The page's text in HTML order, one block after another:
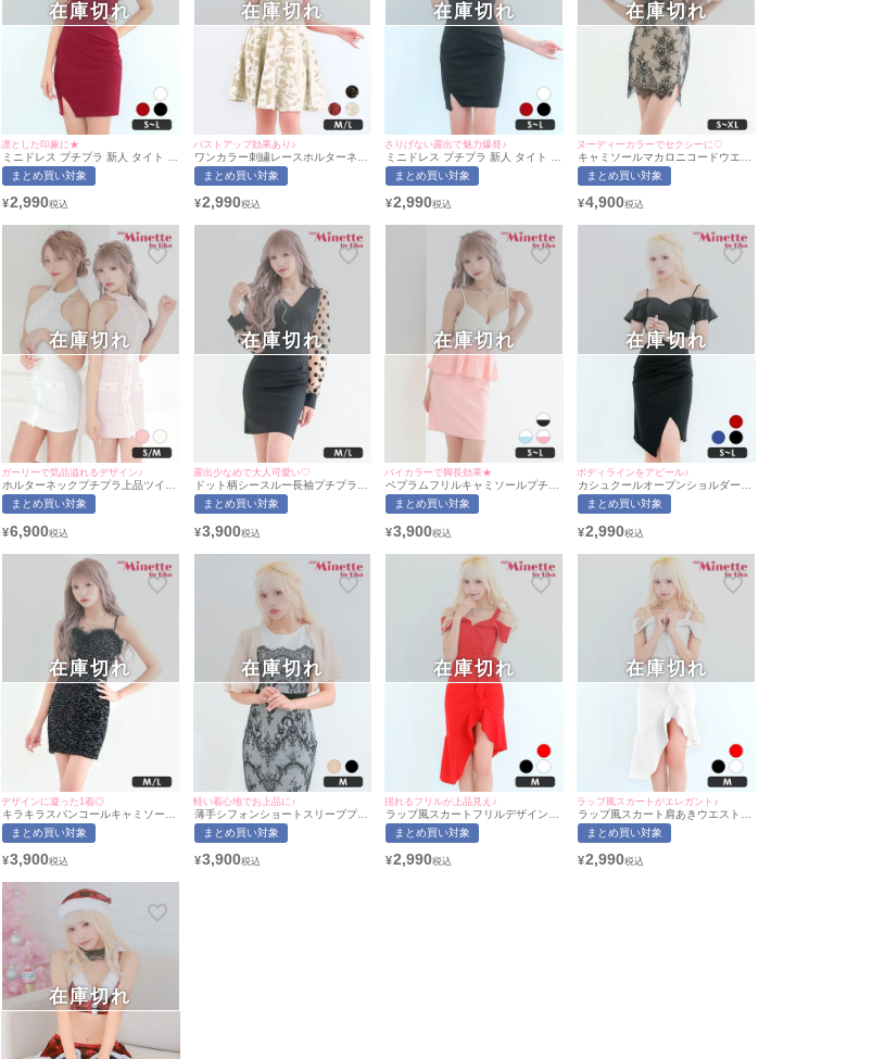
凛とした印象に★
ミニドレス プチプラ 新人 タイト ラ
ウンジ セクシー 半袖 低身長 谷間
スリット デザイン ワインレッド キ
イズ対応) | myMinette/マイミネット
まとめ買い対象
¥2,990
在庫切れ
バストアップ効果あり♪
ワンカラー刺繍レースホルターネッ
クプチプラハイウエスト切替フレア
ミニドレス (Mサイズ/Lサイズ)(向葵
マイミネット]
まとめ買い対象
¥2,990
在庫切れ
さりげない露出で魅力爆発♪
ミニドレス プチプラ 新人 タイト ラ
ウンジ 半袖 低身長 谷間 スリット
黒 キャバドレス (ひなたまる着
イミネット
まとめ買い対象
¥2,990
在庫切れ
ヌーディーカラーでセクシーに♡
キャミソールマカロニコードウエス
トカットブラックレースシアープチ
プラタイトミニドレス (Sサイズ～
用)[myMinette/マイミネット]
まとめ買い対象
¥4,900
在庫切れ
ガーリーで気品溢れるデザイン♪
ホルターネックプチプラ上品ツイー
ドフロントビジューボタンタイトミ
ニドレス(Sサイズ/Mサイズ)(林姫奈
イミネット]
まとめ買い対象
¥6,900
在庫切れ
露出少なめで大人可愛い♡
ドット柄シースルー長袖プチプラタ
イトミニドレス(Mサイズ/Lサイズ)
(向葵まる/キャバドレス着用)
まとめ買い対象
¥3,900
在庫切れ
バイカラーで脚長効果★
ペプラムフリルキャミソールプチプ
ラタイトミニドレス (Sサイズ～Lサ
イズ)(向葵まる/キャバドレス着用)
まとめ買い対象
¥3,900
在庫切れ
ボディラインをアピール♪
カシュクールオープンショルダーギ
ャザーアシンメトリープチプラ膝丈
ドレス(Sサイズ～Lサイズ)(向葵ま
イミネット]
まとめ買い対象
¥2,990
在庫切れ
デザインに凝った1着◎
キラキラスパンコールキャミソール
プチプラタイトミニドレス (Mサイ
ズ/Lサイズ)(向葵まる/キャバドレス
まとめ買い対象
¥3,900
在庫切れ
軽い着心地でお上品に♪
薄手シフォンショートスリーブプチ
プラボレロ (Mサイズ) [myMinette/
マイミネット]
まとめ買い対象
¥3,900
在庫切れ
揺れるフリルが上品見え♪
ラップ風スカートフリルデザイン肩
あきプチプラミニドレス (Mサイズ)
(向葵まる/キャバドレス着用)
まとめ買い対象
¥2,990
在庫切れ
ラップ風スカートがエレガント♪
ラップ風スカート肩あきウエストリ
ボン付きプチプラミニドレス (Mサ
イズ)(向葵まる/キャバドレス着用)
まとめ買い対象
¥2,990
在庫切れ
在庫切れ